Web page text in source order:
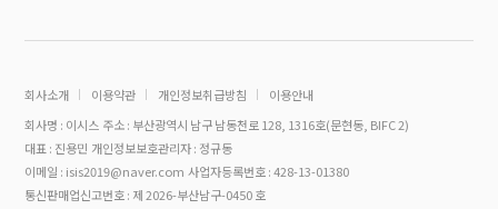
회사소개 이용약관 개인정보취급방침
이용안내
회사명 : 이시스 주소 : 부산광역시 남구 남동천로 128, 1316호(문현동, BIFC 2)
대표 : 진용민 개인정보보호관리자 : 정규동
이메일 : isis2019@naver.com 사업자등록번호 : 428-13-01380
통신판매업신고번호 : 제 2026-부산남구-0450 호